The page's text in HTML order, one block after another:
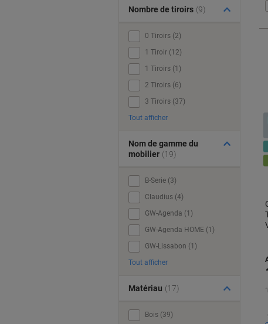
Nombre de tiroirs (9)
0 Tiroirs (2)
1 Tiroir (12)
1 Tiroirs (1)
2 Tiroirs (6)
3 Tiroirs (37)
Tout afficher
Nom de gamme du
mobilier (19)
B-Serie (3)
Claudius (4)
GW-Agenda (1)
GW-Agenda HOME (1)
GW-Lissabon (1)
Tout afficher
Matériau (17)
Bois (39)